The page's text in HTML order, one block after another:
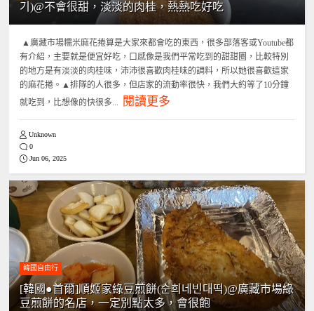
기)@不會很甜，淡淡的肉桂，熱熱吃好吃
▲廣藏市場糯米麻花捲算是大家來都會吃的東西，很多部落客或Youtube都
有介紹，主要就是便宜好吃，口感像是我們平常吃到的甜甜圈，比較特別
的地方是有淡淡的肉桂味，沛沛很喜歡肉桂味的調料，所以她很喜歡這家
的麻花捲。▲排隊的人很多，但店家的流動率很快，我們大約等了10分鐘
就吃到，比想像的快很多...
閱讀更多
Unknown
0
Jun 06, 2025
韓國自由行
[韓國●首爾]順姬家綠豆煎餅(순희네빈대떡)@廣藏市場綠
豆煎餅的名店，一定別點太多，會很飽